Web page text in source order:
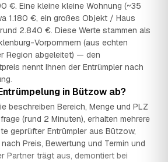
€. Eine kleine kleine Wohnung (~35
1.180 €, ein großes Objekt / Haus
rund 2.840 €. Diese Werte stammen als
Vorpommern (aus echten
Region abgeleitet) — den
nennt Ihnen der Entrümpler nach
in Bützow ab?
beschreiben Bereich, Menge und PLZ
(rund 2 Minuten), erhalten mehrere
geprüfter Entrümpler aus Bützow,
Preis, Bewertung und Termin und
Partner trägt aus, demontiert bei